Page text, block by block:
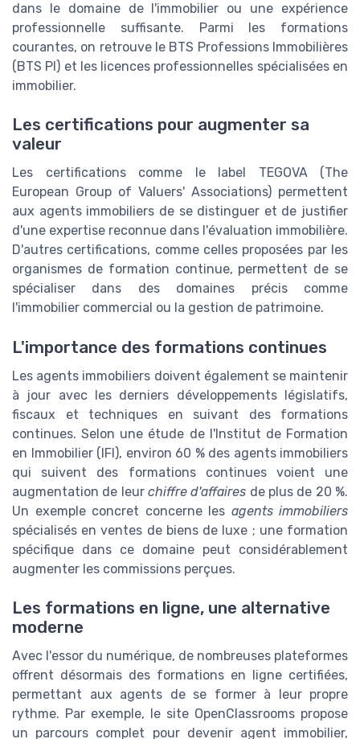
dans le domaine de l'immobilier ou une expérience
professionnelle suffisante. Parmi les formations
courantes, on retrouve le BTS Professions Immobilières
(BTS PI) et les licences professionnelles spécialisées en
immobilier.
Les certifications pour augmenter sa
valeur
Les certifications comme le label TEGOVA (The
European Group of Valuers' Associations) permettent
aux agents immobiliers de se distinguer et de justifier
d'une expertise reconnue dans l'évaluation immobilière.
D'autres certifications, comme celles proposées par les
organismes de formation continue, permettent de se
spécialiser dans des domaines précis comme
l'immobilier commercial ou la gestion de patrimoine.
L'importance des formations continues
Les agents immobiliers doivent également se maintenir
à jour avec les derniers développements législatifs,
fiscaux et techniques en suivant des formations
continues. Selon une étude de l'Institut de Formation
en Immobilier (IFI), environ 60 % des agents immobiliers
qui suivent des formations continues voient une
augmentation de leur chiffre d'affaires de plus de 20 %.
Un exemple concret concerne les agents immobiliers
spécialisés en ventes de biens de luxe ; une formation
spécifique dans ce domaine peut considérablement
augmenter les commissions perçues.
Les formations en ligne, une alternative
moderne
Avec l'essor du numérique, de nombreuses plateformes
offrent désormais des formations en ligne certifiées,
permettant aux agents de se former à leur propre
rythme. Par exemple, le site OpenClassrooms propose
un parcours complet pour devenir agent immobilier,